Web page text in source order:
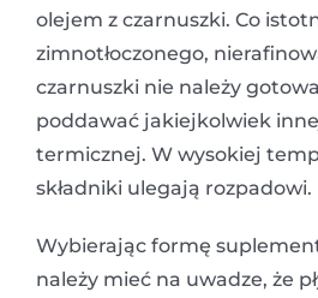
olejem z czarnuszki. Co
zimnotłoczonego,
czarnuszki nie należy
poddawać jakiejkolwiek
termicznej. W wysokiej
składniki ulegają rozpadowi.
Wybierając formę
należy mieć na uwadze, że